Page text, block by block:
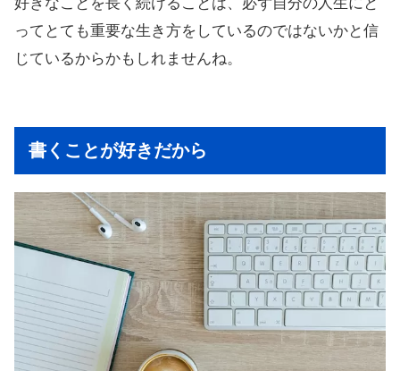
ってとても重要な生き方をしているのではないかと信
じているからかもしれませんね。
書くことが好きだから